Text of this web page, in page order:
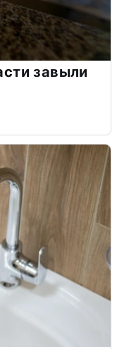
завыли